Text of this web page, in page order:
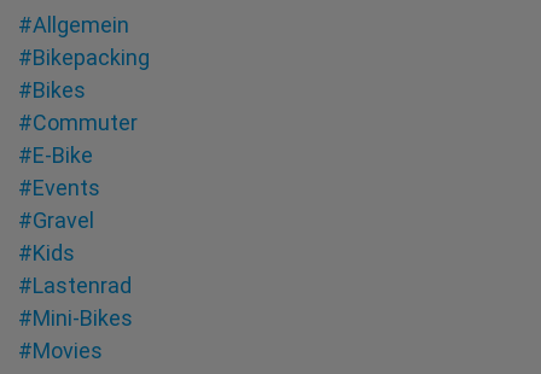
#Allgemein
#Bikepacking
#Bikes
#Commuter
#E-Bike
#Events
#Gravel
#Kids
#Lastenrad
#Mini-Bikes
#Movies